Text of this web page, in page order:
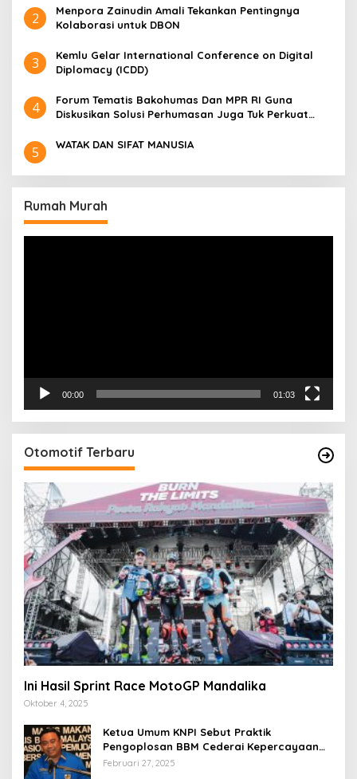
2
​Menpora Zainudin Amali Tekankan Pentingnya
Kolaborasi untuk DBON
3
​Kemlu Gelar International Conference on Digital
Diplomacy (ICDD)
4
Forum Tematis Bakohumas Dan MPR RI Guna
Diskusikan Solusi Perhumasan Juga Tuk Perkuat
5 WATAK DAN SIFAT MANUSIA
Rumah Murah
00:00 01:03
Otomotif Terbaru
Ini Hasil Sprint Race MotoGP Mandalika
Oktober 4, 2025
Ketua Umum KNPI Sebut Praktik
Pengoplosan BBM Cederai Kepercayaan
Masyarakat
Februari 27, 2025